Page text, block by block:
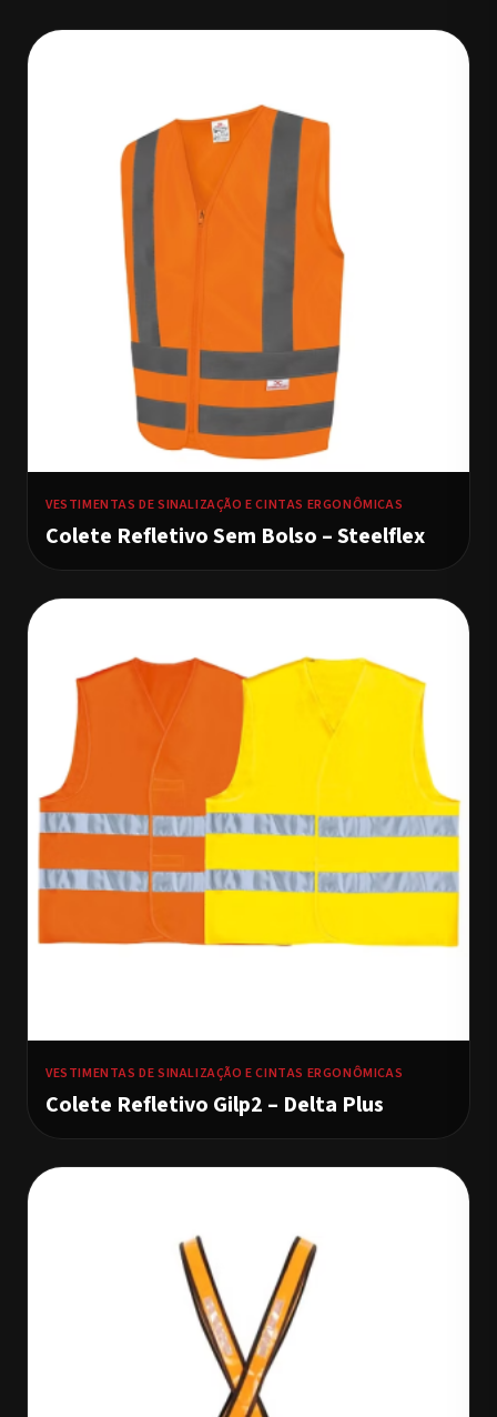
VESTIMENTAS DE SINALIZAÇÃO E CINTAS ERGONÔMICAS
Colete Refletivo Sem Bolso – Steelflex
VESTIMENTAS DE SINALIZAÇÃO E CINTAS ERGONÔMICAS
Colete Refletivo Gilp2 – Delta Plus